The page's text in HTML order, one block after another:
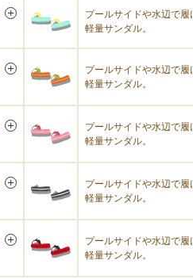
プールサイドや水辺で履
軽量サンダル。
プールサイドや水辺で履
軽量サンダル。
プールサイドや水辺で履
軽量サンダル。
プールサイドや水辺で履
軽量サンダル。
プールサイドや水辺で履
軽量サンダル。